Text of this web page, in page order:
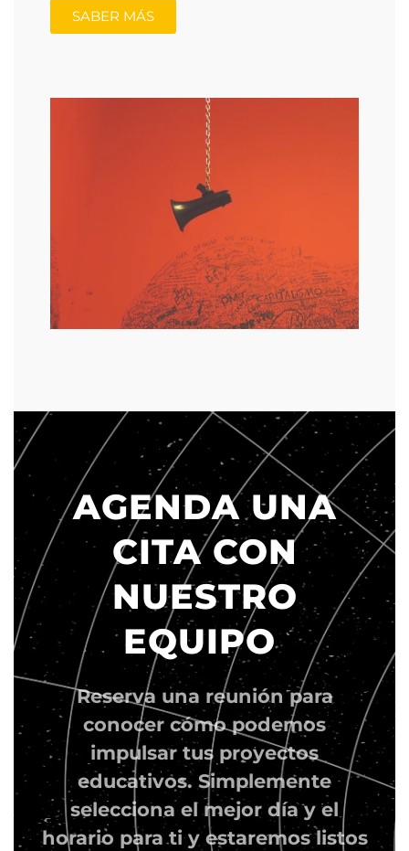
SABER MÁS
AGENDA UNA
CITA CON
NUESTRO
EQUIPO
Reserva una reunión para
conocer cómo podemos
impulsar tus proyectos
educativos. Simplemente
selecciona el mejor día y el
horario para ti y estaremos listos